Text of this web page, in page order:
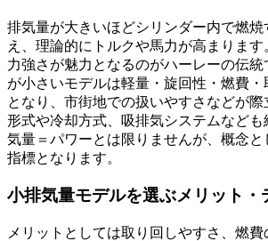
排気量が大きいほどシリンダー内で燃
え、理論的にトルクや馬力が高まりま
力強さが魅力となるのがハーレーの伝
が小さいモデルは軽量・旋回性・燃費
となり、市街地での扱いやすさなどが
形式や冷却方式、吸排気システムなど
気量＝パワーとは限りませんが、概念
指標となります。
小排気量モデルを選ぶメリット・
メリットとしては取り回しやすさ、燃